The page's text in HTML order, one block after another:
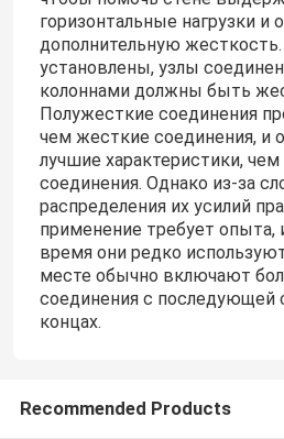
горизонтальные нагрузки и
дополнительную
установлены, узлы
колоннами должны быть
Полужесткие соединения
чем жесткие соединения, и
лучшие характеристики,
соединения. Однако из-за
распределения их усилий
применение требует опыта,
время они редко
месте обычно включают
соединения с последующей
концах.
Recommended Products